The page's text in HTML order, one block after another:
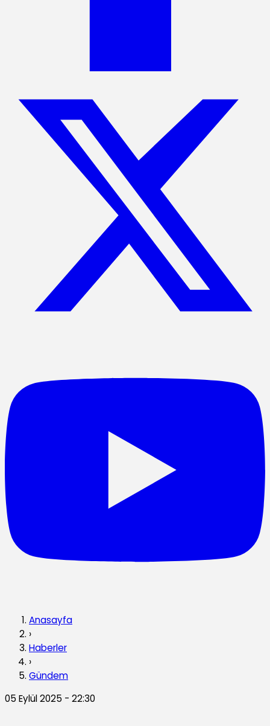
Anasayfa
›
Haberler
›
Gündem
05 Eylül 2025 - 22:30